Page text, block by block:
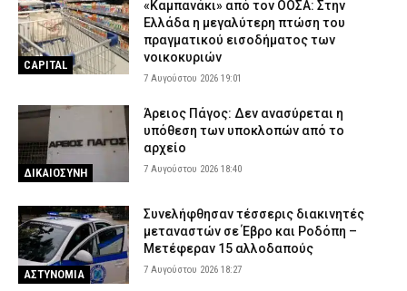
Πάτρα: Συνελήφθη 29χρονη Ρομά που «ρήμαξε» σπίτι μαζί με
τους συνεργούς της
ΑΣΤΥΝΟΜΙΑ 7 Αυγούστου 2026 12:52
Υποβλήθηκε σε οκτάωρη χειρουργική επέμβαση
ΕΙΔΗΣΕΙΣ 7 Αυγούστου 2026 12:39
Πώς ενισχύθηκε η Πολιτική Προστασία: Νέα αεροσκάφη, drones
και δασοκομάντος
ΣΩΜΑΤΑ ΑΣΦΑΛΕΙΑΣ 7 Αυγούστου 2026 12:28
CAPITAL
«Καμπανάκι» από τον ΟΟΣΑ: Στην
Ελλάδα η μεγαλύτερη πτώση του
πραγματικού εισοδήματος των
νοικοκυριών
7 Αυγούστου 2026 19:01
ΔΙΚΑΙΟΣΥΝΗ
Άρειος Πάγος: Δεν ανασύρεται η
υπόθεση των υποκλοπών από το
αρχείο
7 Αυγούστου 2026 18:40
ΑΣΤΥΝΟΜΙΑ
Συνελήφθησαν τέσσερις διακινητές
μεταναστών σε Έβρο και Ροδόπη –
Μετέφεραν 15 αλλοδαπούς
7 Αυγούστου 2026 18:27